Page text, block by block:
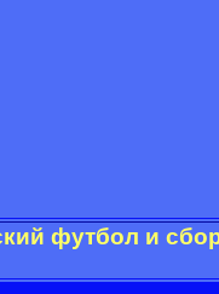
футбол и